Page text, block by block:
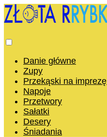
Danie główne
Zupy
Przekąski na imprezę
Napoje
Przetwory
Sałatki
Desery
Śniadania